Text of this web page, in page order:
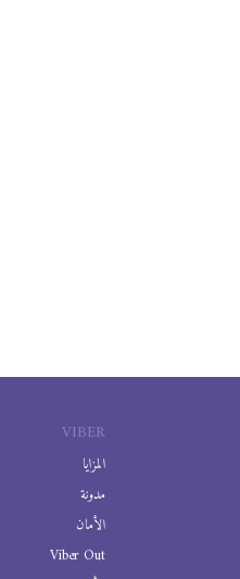
VIBER
المزايا
مدونة
الأمان
Viber Out